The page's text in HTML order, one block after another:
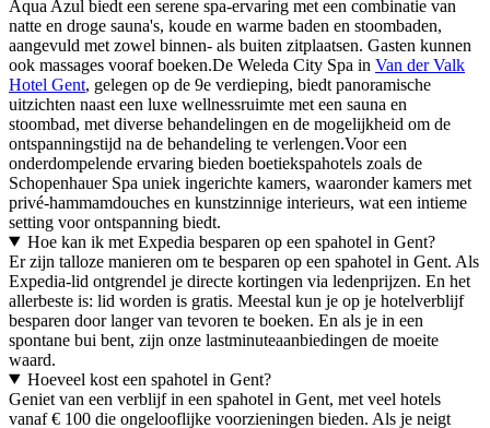
Aqua Azul biedt een serene spa-ervaring met een combinatie van
natte en droge sauna's, koude en warme baden en stoombaden,
aangevuld met zowel binnen- als buiten zitplaatsen. Gasten kunnen
ook massages vooraf boeken.De Weleda City Spa in Van der Valk
Hotel Gent, gelegen op de 9e verdieping, biedt panoramische
uitzichten naast een luxe wellnessruimte met een sauna en
stoombad, met diverse behandelingen en de mogelijkheid om de
ontspanningstijd na de behandeling te verlengen.Voor een
onderdompelende ervaring bieden boetiekspahotels zoals de
Schopenhauer Spa uniek ingerichte kamers, waaronder kamers met
privé-hammamdouches en kunstzinnige interieurs, wat een intieme
setting voor ontspanning biedt.
Hoe kan ik met Expedia besparen op een spahotel in Gent?
Er zijn talloze manieren om te besparen op een spahotel in Gent. Als
Expedia-lid ontgrendel je directe kortingen via ledenprijzen. En het
allerbeste is: lid worden is gratis. Meestal kun je op je hotelverblijf
besparen door langer van tevoren te boeken. En als je in een
spontane bui bent, zijn onze lastminuteaanbiedingen de moeite
waard.
Hoeveel kost een spahotel in Gent?
Geniet van een verblijf in een spahotel in Gent, met veel hotels
vanaf € 100 die ongelooflijke voorzieningen bieden. Als je neigt